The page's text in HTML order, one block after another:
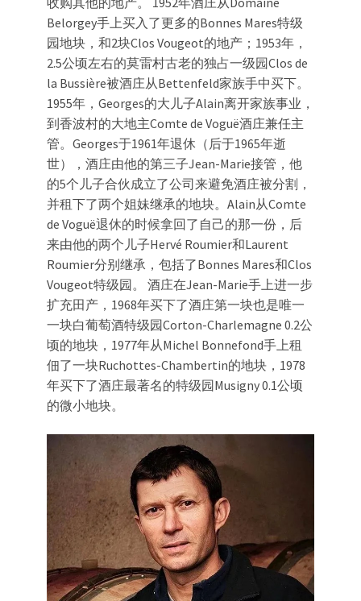
Belorgey手上买入了更多的Bonnes Mares特级
园地块，和2块Clos Vougeot的地产；1953年，
2.5公顷左右的莫雷村古老的独占一级园Clos de
la Bussière被酒庄从Bettenfeld家族手中买下。
1955年，Georges的大儿子Alain离开家族事业，
到香波村的大地主Comte de Voguë酒庄兼任主
管。Georges于1961年退休（后于1965年逝
世），酒庄由他的第三子Jean-Marie接管，他
的5个儿子合伙成立了公司来避免酒庄被分割，
并租下了两个姐妹继承的地块。Alain从Comte
de Voguë退休的时候拿回了自己的那一份，后
来由他的两个儿子Hervé Roumier和Laurent
Roumier分别继承，包括了Bonnes Mares和Clos
Vougeot特级园。 酒庄在Jean-Marie手上进一步
扩充田产，1968年买下了酒庄第一块也是唯一
一块白葡萄酒特级园Corton-Charlemagne 0.2公
顷的地块，1977年从Michel Bonnefond手上租
佃了一块Ruchottes-Chambertin的地块，1978
年买下了酒庄最著名的特级园Musigny 0.1公顷
的微小地块。